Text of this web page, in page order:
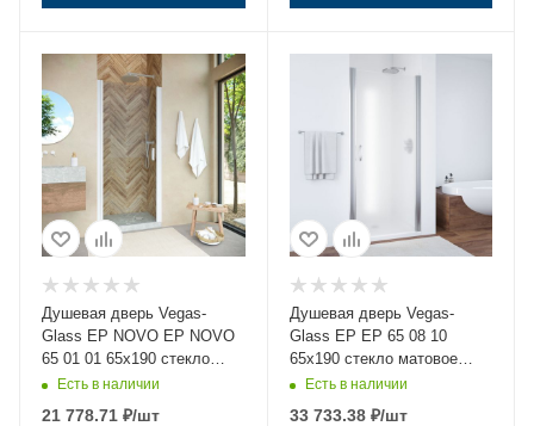
Душевая дверь Vegas-
Glass EP NOVO EP NOVO
65 01 01 65х190 стекло
прозрачное профиль белый
Есть в наличии
21 778.71 ₽/шт
Душевая дверь Vegas-
Glass EP EP 65 08 10
65х190 стекло матовое
профиль хром
Есть в наличии
33 733.38₽/шт